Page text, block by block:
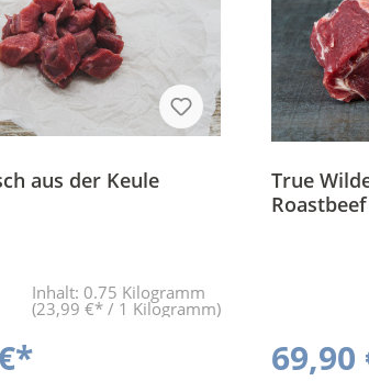
aus der Keule
Inhalt: 0.75 Kilogramm
(23,99 €* / 1 Kilogramm)
True
69,90